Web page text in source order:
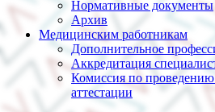
Нормативные документы
Архив
Медицинским работникам
Дополнительное
Аккредитация
Комиссия по
аттестации